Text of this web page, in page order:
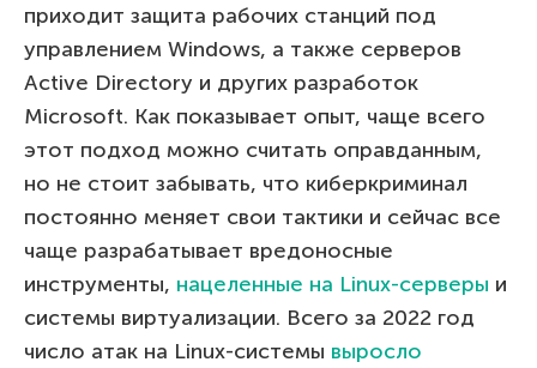
приходит защита рабочих станций под
управлением Windows, а также серверов
Active Directory и других разработок
Microsoft. Как показывает опыт, чаще всего
этот подход можно считать оправданным,
но не стоит забывать, что киберкриминал
постоянно меняет свои тактики и сейчас все
чаще разрабатывает вредоносные
инструменты, нацеленные на Linux-серверы и
системы виртуализации. Всего за 2022 год
число атак на Linux-системы выросло